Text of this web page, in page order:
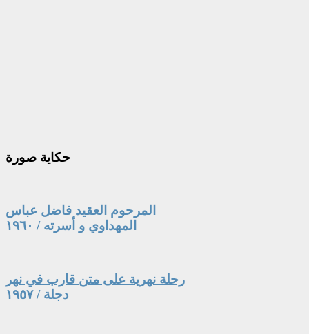
حكاية صورة
المرحوم العقيد فاضل عباس
المهداوي و أسرته / ١٩٦٠
رحلة نهرية على متن قارب في نهر
دجلة / ١٩٥٧